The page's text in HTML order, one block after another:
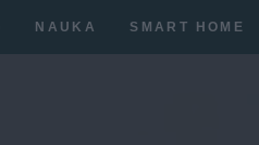
NAUKA SMART HOME